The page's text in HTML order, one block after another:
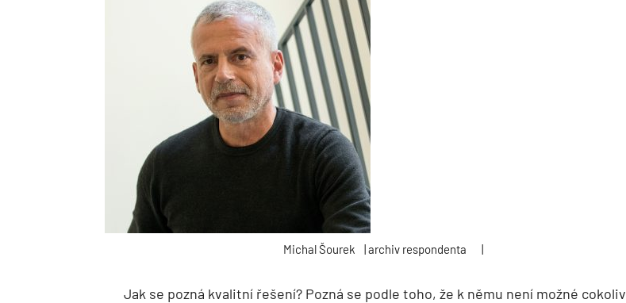
Michal Šourek | archiv respondenta |
Jak se pozná kvalitní řešení? Pozná se podle toho, že k němu není možné cokoliv